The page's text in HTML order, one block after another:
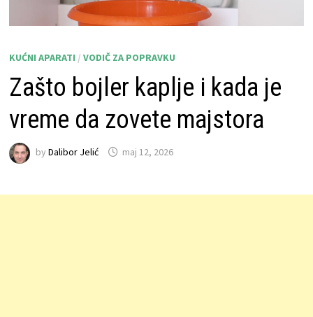
KUĆNI APARATI / VODIČ ZA POPRAVKU
Zašto bojler kaplje i kada je
vreme da zovete majstora
by Dalibor Jelić maj 12, 2026